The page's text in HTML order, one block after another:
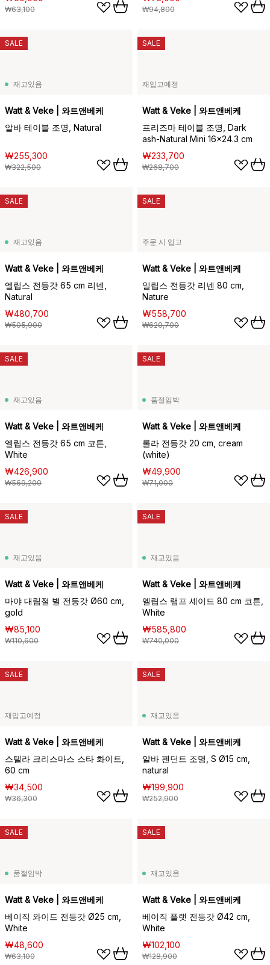
₩63,100 ₩94,800
재고있음
Watt & Veke | 와트앤베케
알바 테이블 조명, Natural
₩255,300
₩322,500
SALE
재입고예정
Watt & Veke | 와트앤베케
프리즈마 테이블 조명, Dark
ash-Natural Mini 16x24.3 cm
₩233,700
₩268,700
SALE
재고있음
Watt & Veke | 와트앤베케
엘립스 전등갓 65 cm 리넨,
Natural
₩480,700
₩505,900
SALE
주문 시 입고
Watt & Veke | 와트앤베케
일립스 전등갓 리넨 80 cm,
Nature
₩558,700
₩620,700
SALE
재고있음
Watt & Veke | 와트앤베케
엘립스 전등갓 65 cm 코튼,
White
₩426,900
₩569,200
SALE
품절임박
Watt & Veke | 와트앤베케
롤라 전등갓 20 cm, cream
(white)
₩49,900
₩71,000
SALE
재고있음
Watt & Veke | 와트앤베케
마야 대림절 별 전등갓 Ø60 cm,
gold
₩85,100
₩110,600
SALE
재고있음
Watt & Veke | 와트앤베케
엘립스 램프 셰이드 80 cm 코튼,
White
₩585,800
₩740,000
SALE
재입고예정
Watt & Veke | 와트앤베케
스텔라 크리스마스 스타 화이트,
60 cm
₩34,500
₩36,300
SALE
재고있음
Watt & Veke | 와트앤베케
알바 펜던트 조명, S Ø15 cm,
natural
₩199,900
₩252,900
SALE
품절임박
Watt & Veke | 와트앤베케
베이직 와이드 전등갓 Ø25 cm,
White
₩48,600
₩63,100
SALE
재고있음
Watt & Veke | 와트앤베케
베이직 플랫 전등갓 Ø42 cm,
White
₩102,100
₩128,900
SALE